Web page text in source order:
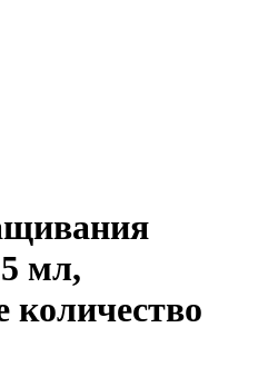
мл,
количество